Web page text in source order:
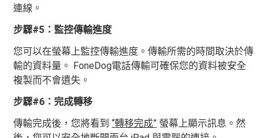
連線。
步驟#5：監控傳輸進度
您可以在螢幕上監控傳輸進度。傳輸所需的時間取決於傳
輸的資料量。 FoneDog電話傳輸可確保您的資料被安全
複製而不會遺失。
步驟#6：完成轉移
傳輸完成後，您將看到“轉移完成” 螢幕上顯示訊息。然